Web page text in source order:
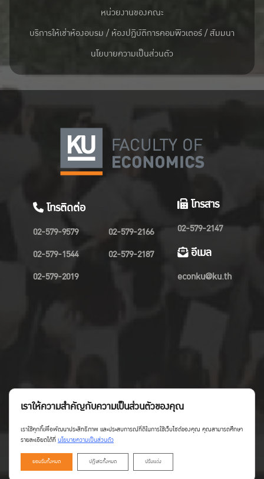
หน่วยงานของคณะ
บริการให้เช่าห้องอบรม / ห้องปฏิบัติการคอมพิวเตอร์ / สัมมนา
นโยบายความเป็นส่วนตัว
โทรติดต่อ
02-579-9579
02-579-1544
02-579-2019
02-579-2166
02-579-2187
โทรสาร
02-579-2147
อีเมล
econku@ku.th
Copyright©Faculty of Economics KU
เราให้ความสำคัญกับความเป็นส่วนตัวของคุณ
เราใช้คุกกี้เพื่อพัฒนาประสิทธิภาพ และประสบการณ์ที่ดีในการใช้เว็บไซต์ของคุณ คุณสามารถศึกษา
รายละเอียดได้ที่นโยบายความเป็นส่วนตัว
ยอมรับทั้งหมด ปฏิเสธทั้งหมด ปรับแต่ง